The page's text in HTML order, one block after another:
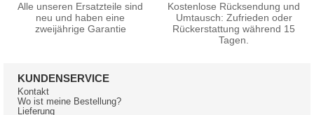
Alle unseren Ersatzteile sind
neu und haben eine
zweijährige Garantie
Kostenlose Rücksendung und
Umtausch: Zufrieden oder
Rückerstattung während 15
Tagen.
KUNDENSERVICE
Kontakt
Wo ist meine Bestellung?
Lieferung